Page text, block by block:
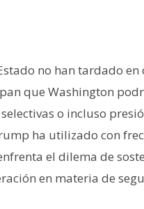
no han tardado
que Washington
o incluso
ha utilizado con
el dilema de
en materia de